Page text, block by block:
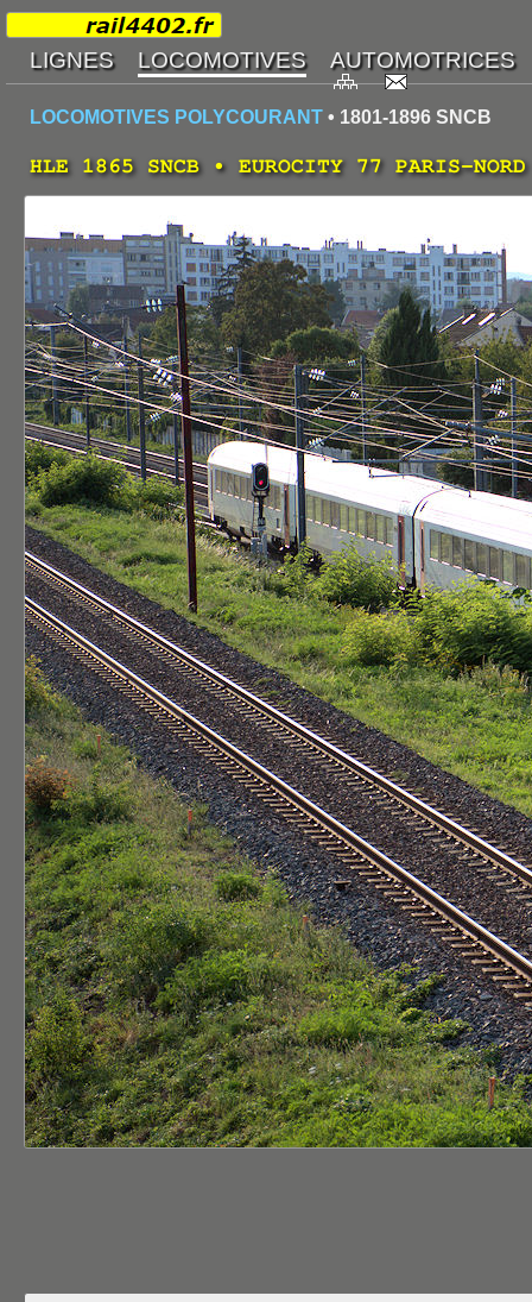
LOCOMOTIVES POLYCOURANT • 1801-1896 SNCB
HLE 1865 SNCB • EUROCITY 77 PARIS-